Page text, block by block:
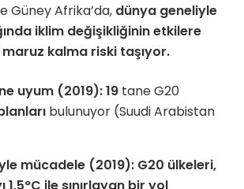
Güney Afrika’da, dünya geneliyle
iklim değişikliğinin etkilere
kalma riski taşıyor.
uyum (2019):19 tane G20
bulunuyor (Suudi Arabistan
mücadele (2019): G20 ülkeleri,
1,5°C ile sınırlayan bir yol